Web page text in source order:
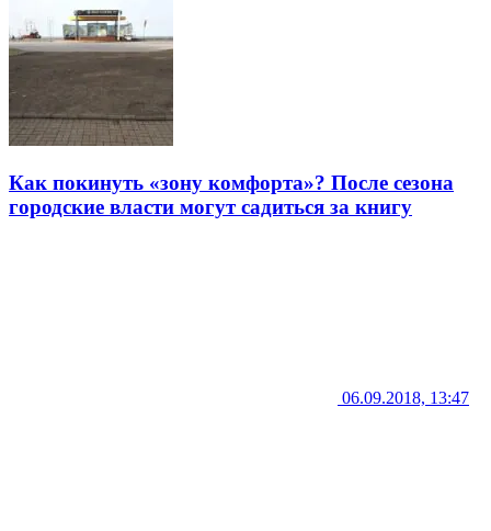
Как покинуть «зону комфорта»? После сезона
городские власти могут садиться за книгу
06.09.2018, 13:47